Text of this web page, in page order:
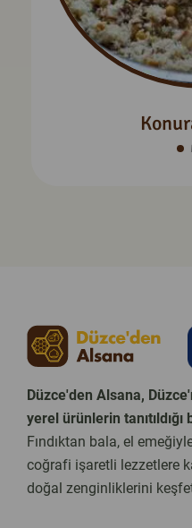
Düzce'den Alsana,
yerel ürünlerin
Fındıktan bala, el
coğrafi işaretli lezzetlere
doğal zenginliklerini